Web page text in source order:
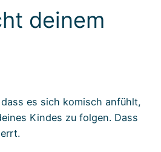
deinem
es sich komisch anfühlt,
Kindes zu folgen. Dass